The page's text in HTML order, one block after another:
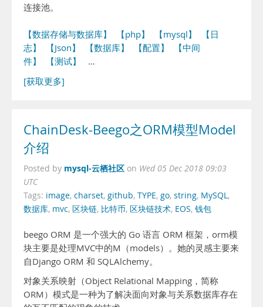
连接池。
【数据存储与数据库】 【php】 【mysql】
【日
志】
【Json】 【数据库】 【配置】
【中间
件】
【测试】
…
[获取更多]
ChainDesk-Beego之ORM模型Model
介绍
Posted by mysql-云栖社区 on Wed 05 Dec 2018 09:03
UTC
Tags: image, charset, github, TYPE, go, string, MySQL,
数据库, mvc, 区块链, 比特币, 区块链技术, EOS, 钱包
beego ORM 是一个强大的 Go 语言 ORM 框架，orm模
块主要是处理MVC中的M（models）。她的灵感主要来
自Django ORM 和 SQLAlchemy。
对象关系映射（Object Relational Mapping，简称
ORM）模式是一种为了解决面向对象与关系数据库存在